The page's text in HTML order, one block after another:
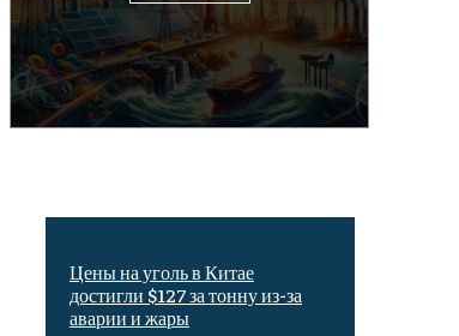
Цены на уголь в Китае
достигли $127 за тонну из-за
аварии и жары